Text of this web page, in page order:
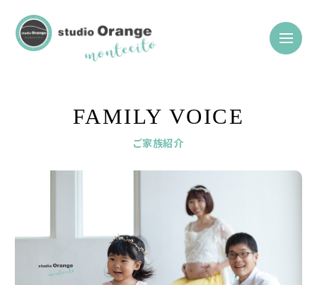
FAMILY VOICE
ご家族紹介